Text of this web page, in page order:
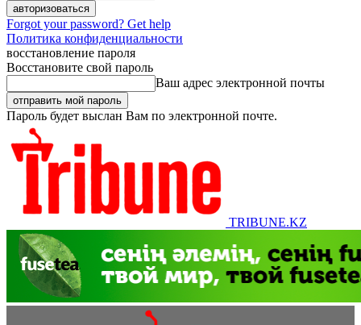
Forgot your password? Get help
Политика конфиденциальности
восстановление пароля
Восстановите свой пароль
Ваш адрес электронной почты
Пароль будет выслан Вам по электронной почте.
TRIBUNE.KZ